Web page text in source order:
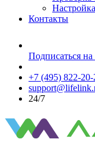
Контакты
Подписаться на
+7 (495) 822-20-
24/7